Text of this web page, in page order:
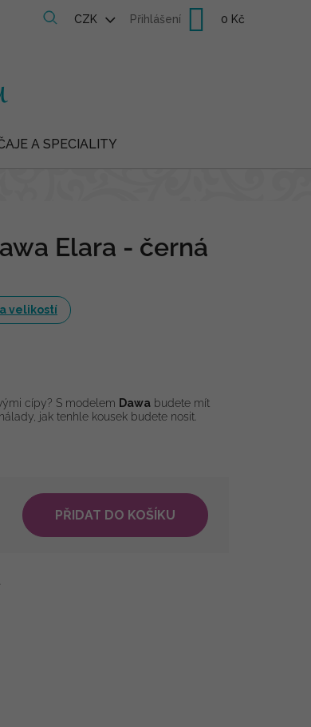
CZK Přihlášení
Nákupní
A SPECIALITY
Elara - černá
PŘIDAT DO KOŠÍKU
velikostí
cípy? S modelem Dawa budete mít
jak tenhle kousek budete nosit.